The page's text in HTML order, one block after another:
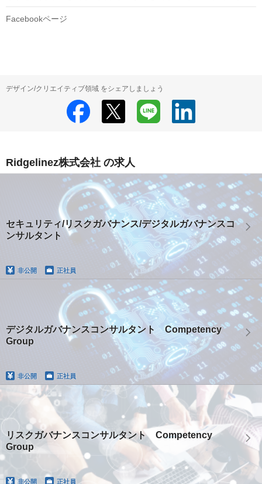
Facebookページ
デザイン/クリエイティブ領域 をシェアしましょう
Ridgelinez株式会社 の求人
セキュリティ/リスクガバナンス/デジタルガバナンスコ
ンサルタント
非公開 正社員
デジタルガバナンスコンサルタント Competency
Group
非公開 正社員
リスクガバナンスコンサルタント Competency
Group
非公開 正社員